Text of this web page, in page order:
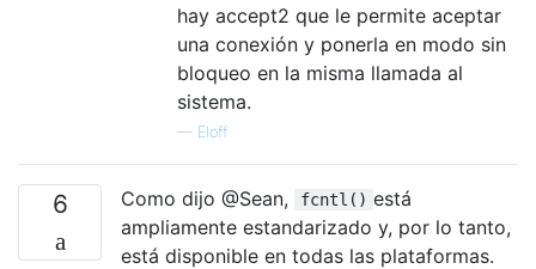
hay accept2 que le permite aceptar
una conexión y ponerla en modo sin
bloqueo en la misma llamada al
sistema.
— Eloff
6 Como dijo @Sean, fcntl() está
ampliamente estandarizado y, por lo tanto,
está disponible en todas las plataformas.